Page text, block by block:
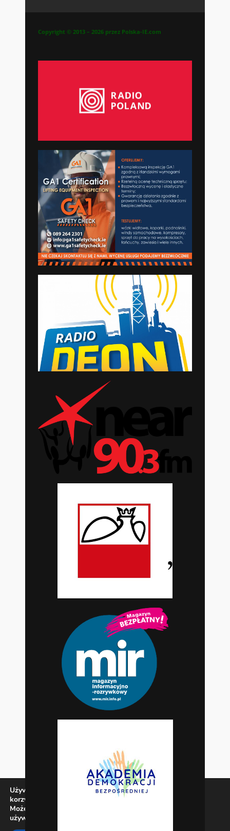
Używamy ciasteczek, aby zapewnić najlepszą jakość
korzystania z naszej witryny.
Możesz dowiedzieć się więcej o tym, jakich ciasteczek
używamy, lub wyłączyć je w
Copyright © 2013 – 2026 przez Polska-IE.com